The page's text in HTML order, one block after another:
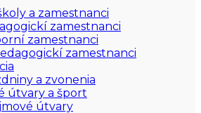
a zamestnanci
zamestnanci
zamestnanci
zamestnanci
a zvonenia
útvary a šport
útvary